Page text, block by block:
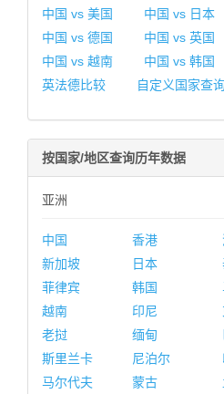
中国 vs 美国 中国 vs 日本
中国 vs 德国
中国 vs 英国
中国 vs 越南
中国 vs 韩国
英法德比较
自定义国家查询
按国家/地区查询历年数据
亚洲
中国 香港
新加坡
日本
菲律宾
韩国
越南
印尼
老挝
缅甸
斯里兰卡
尼泊尔
马尔代夫
蒙古